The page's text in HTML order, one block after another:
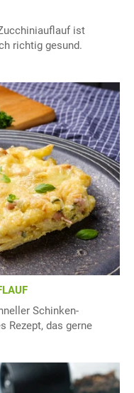
ist
richtig gesund.
Schinken-
Rezept, das gerne